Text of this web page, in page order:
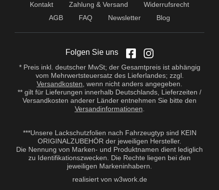
Kontakt Zahlung & Versand
Widerrufsrecht
AGB
FAQ Newsletter Blog
Folgen Sie uns
* Preis inkl. deutscher MwSt; der Gesamtpreis ist abhängig
vom Mehrwertsteuersatz des Lieferlandes; zzgl.
Versandkosten , wenn nicht anders angegeben.
** gilt für Lieferungen innerhalb Deutschlands, Lieferzeiten /
Versandkosten anderer Länder entnehmen Sie bitte den
Versandinformationen
***Unsere Lackschutzfolien nach Fahrzeugtyp sind KEIN
ORIGINALZUBEHÖR der jeweiligen Hersteller.
Die Nennung von Marken- und Produktnamen dient lediglich
zu Identifikationszwecken. Die Rechte liegen bei den
jeweiligen Markeninhabern.
realisiert von w3work.de